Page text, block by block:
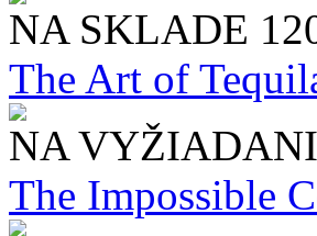
NA SKLADE
The Art of
NA
The Impossible